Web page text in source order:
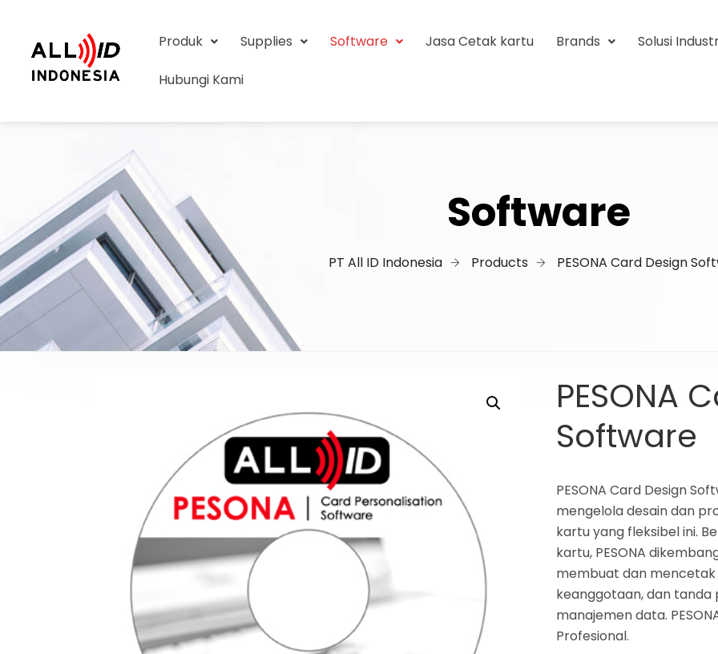
Produk Supplies Software Jasa Cetak kartu Brands Solusi
Hubungi Kami
Software
PT All ID Indonesia Products PESONA Card Design
PESONA
Software
PESONA Card Design
mengelola desain dan
kartu yang fleksibel ini.
kartu, PESONA
membuat dan
keanggotaan, dan tanda
manajemen data.
Profesional.